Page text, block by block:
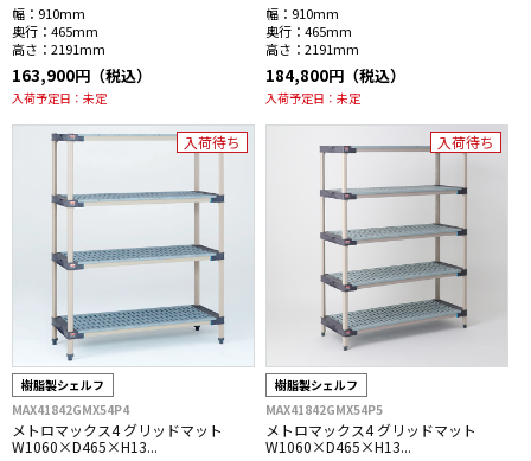
幅： 910mm
奥行： 465mm
高さ： 2191mm
163,900円（税込）
入荷予定日： 未定
幅： 910mm
奥行： 465mm
高さ： 2191mm
184,800円（税込）
入荷予定日： 未定
入荷待ち
樹脂製シェルフ
MAX41842GMX54P4
メトロマックス4 グリッドマット
W1060×D465×H13...
入荷待ち
樹脂製シェルフ
MAX41842GMX54P5
メトロマックス4 グリッドマット
W1060×D465×H13...